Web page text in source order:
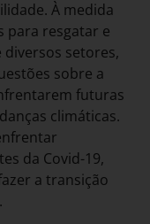
À medida
para resgatar e
setores,
sobre a
futuras
climáticas.
da Covid-19,
a transição